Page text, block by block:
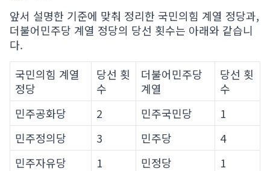
앞서 설명한 기준에 맞춰 정리한 국민의힘 계열 정당과,
더불어민주당 계열 정당의 당선 횟수는 아래와 같습니
다.
국민의힘 계열
정당
당선 횟
수
더불어민주당
계열
당선 횟
수
민주공화당
2 민주국민당
1
민주정의당
3 민주당
4
민주자유당
1 민정당
1